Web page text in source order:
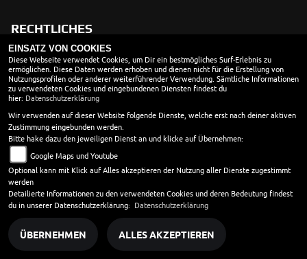
RECHTLICHES
AGB
Impressum
Datenschutz
Disclaimer
Barrierefreiheit
Batteriegesetz
Altölverordnung
EINSATZ VON COOKIES
Diese Webseite verwendet Cookies, um Dir ein bestmögliches Surf-Erlebnis zu
ermöglichen. Diese Daten werden erhoben und dienen nicht für die Erstellung von
Nutzungsprofilen oder anderer weiterführender Verwendung. Sämtliche Informationen
zu verwendeten Cookies und eingebundenen Diensten findest du
hier: Datenschutzerklärung
Wir verwenden auf dieser Website folgende Dienste, welche erst nach deiner aktiven
Zustimmung eingebunden werden.
Bitte hake dazu den jeweiligen Dienst an und klicke auf Übernehmen:
Google Maps und Youtube
Optional kann mit Klick auf Alles akzeptieren der Nutzung aller Dienste zugestimmt
werden
Detailierte Informationen zu den verwendeten Cookies und deren Bedeutung findest
du in unserer Datenschutzerklärung: Datenschutzerklärung
ÜBERNEHMEN ALLES AKZEPTIEREN